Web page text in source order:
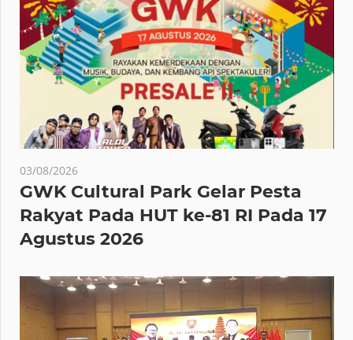
03/08/2026
GWK Cultural Park Gelar Pesta
Rakyat Pada HUT ke-81 RI Pada 17
Agustus 2026